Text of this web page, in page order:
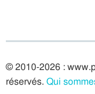
© 2010-2026 :
réservés. Qui